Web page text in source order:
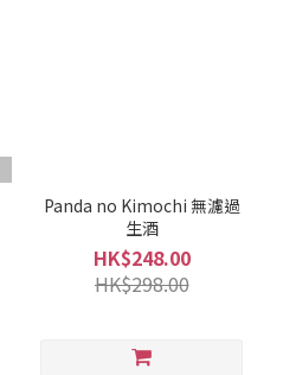
Panda no Kimochi 無濾過
生酒
HK$248.00
HK$298.00